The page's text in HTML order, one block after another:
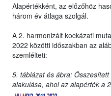
Alapértékként, az előzőhöz
három év átlaga szolgál.
A 2. harmonizált kockázati
2022 közötti időszakban az
szemlélteti:
5. táblázat és ábra:
alakulása, ahol az alapérték a